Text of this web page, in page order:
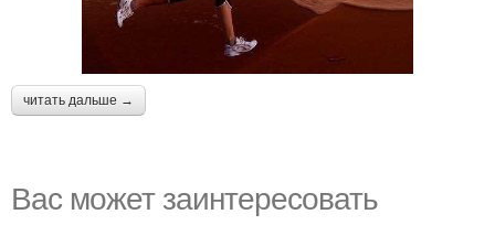
читать дальше →
Вас может заинтересовать